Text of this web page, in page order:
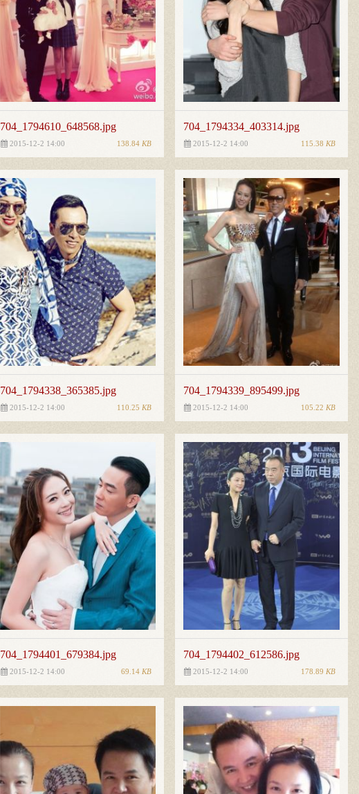
704_1794610_648568.jpg
2015-12-2 14:00 138.84 KB
704_1794334_403314.jpg
2015-12-2 14:00 115.38 KB
704_1794338_365385.jpg
2015-12-2 14:00 110.25 KB
704_1794339_895499.jpg
2015-12-2 14:00 105.22 KB
704_1794401_679384.jpg
2015-12-2 14:00 69.14 KB
704_1794402_612586.jpg
2015-12-2 14:00 178.89 KB